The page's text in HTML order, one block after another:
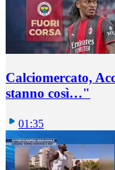
Calciomercato,
stanno così…"
01:35